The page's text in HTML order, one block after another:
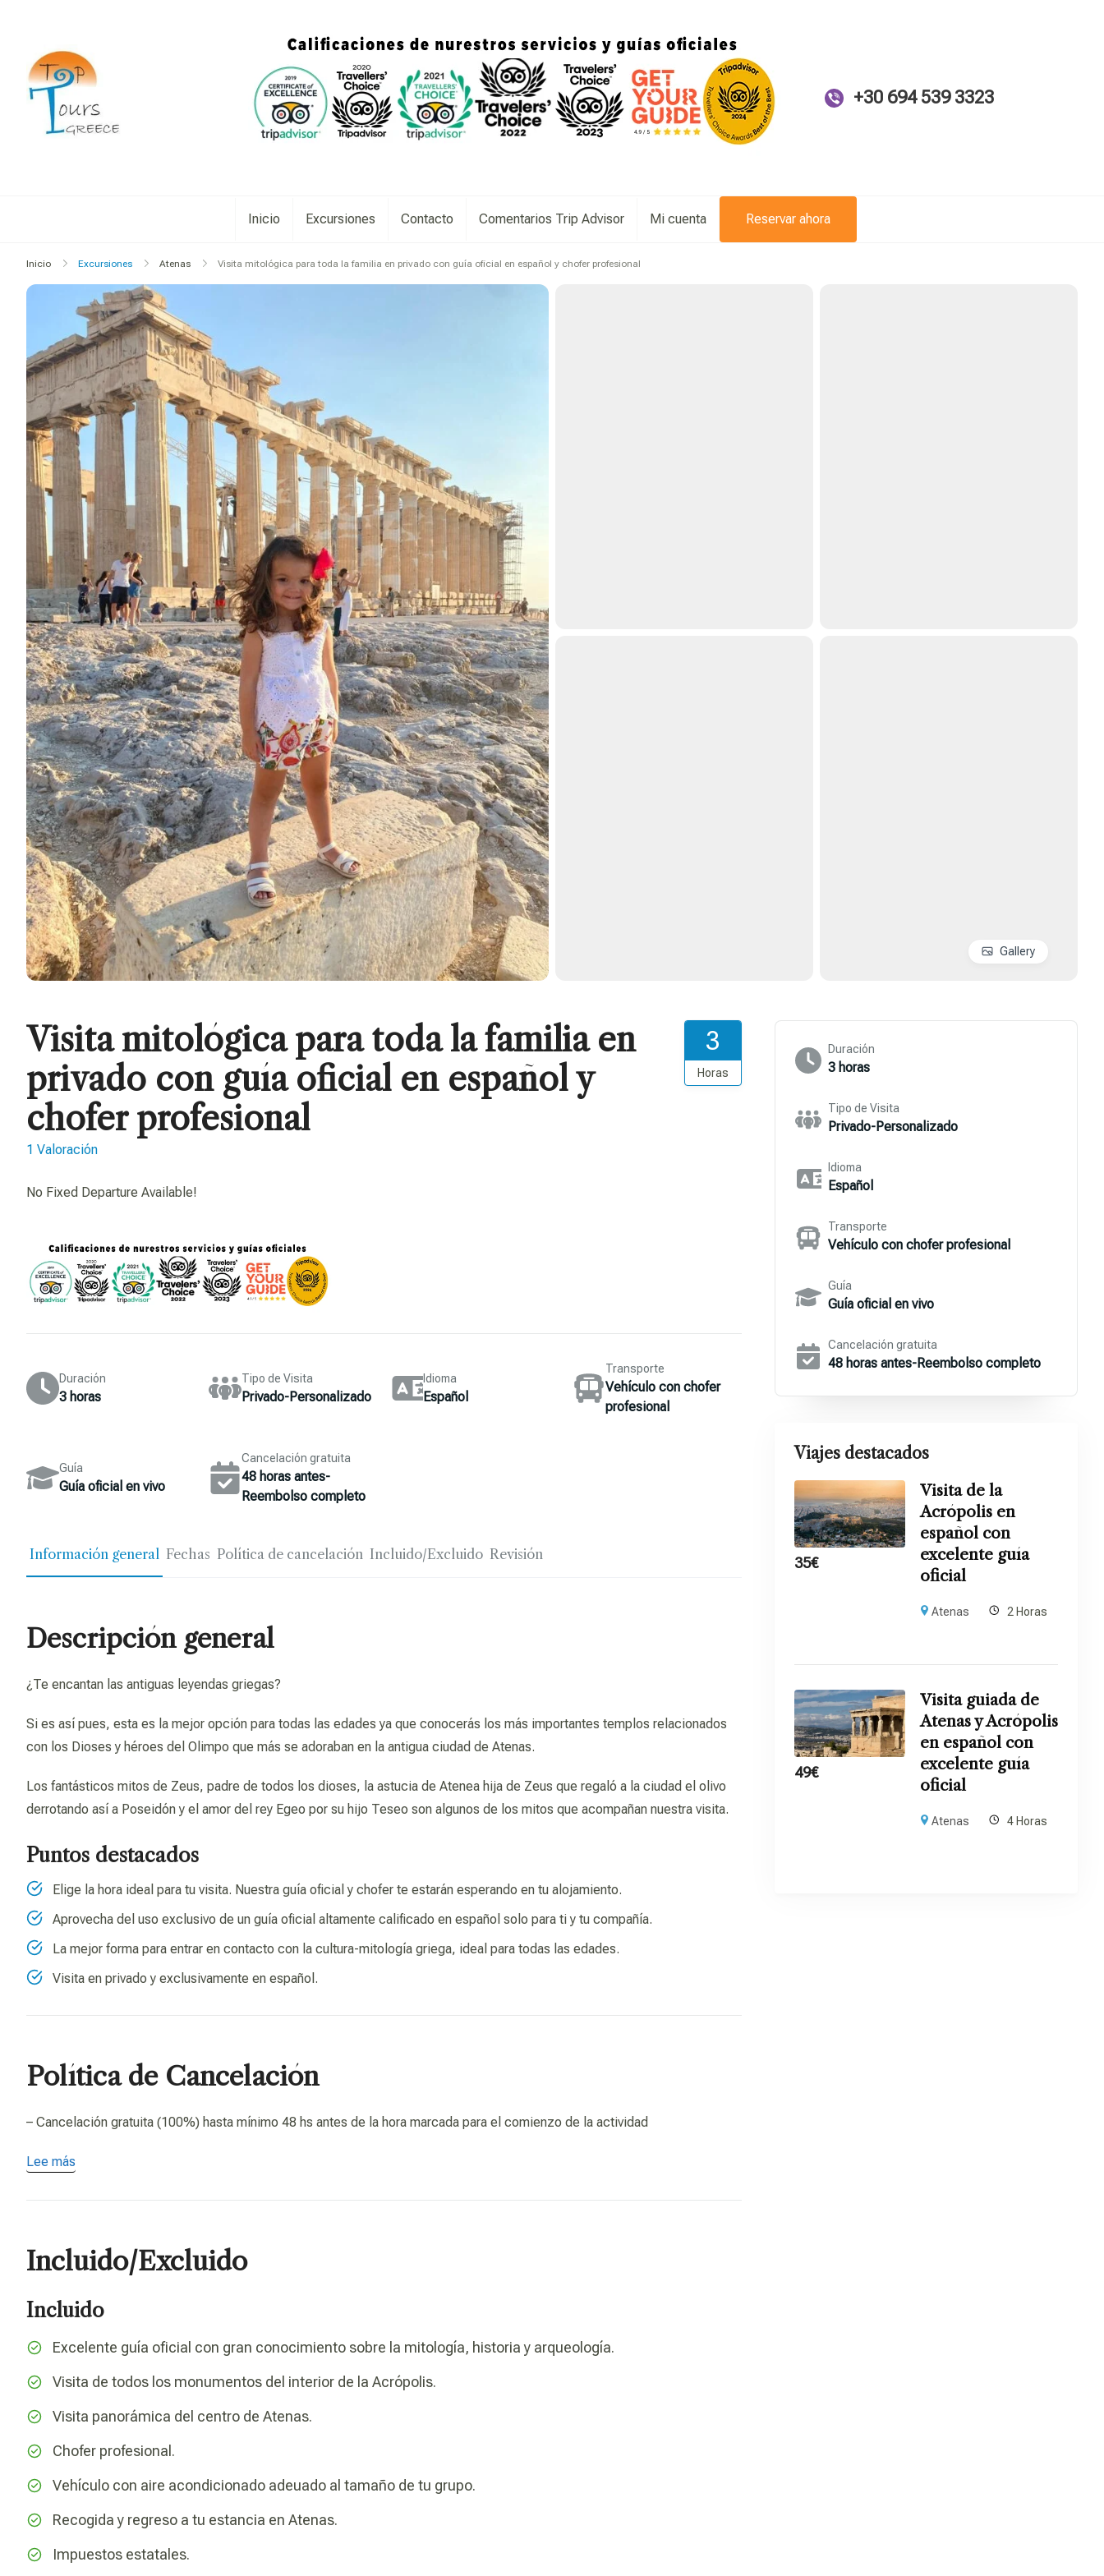
+30 694 539 3323
Inicio Excursiones Contacto Comentarios Trip Advisor Mi cuenta Reservar ahora
Inicio Excursiones Atenas Visita mitológica para toda la familia en privado con guía oficial en español y chofer profesional
Gallery
Visita mitológica para toda la familia en
privado con guía oficial en español y
chofer profesional
3
Horas
1 Valoración
No Fixed Departure Available!
Duración
3 horas
Tipo de Visita
Privado-Personalizado
Idioma
Español
Transporte
Vehículo con chofer
profesional
Guía
Guía oficial en vivo
Cancelación gratuita
48 horas antes-
Reembolso completo
Información general Fechas Política de cancelación Incluido/Excluido Revisión
Descripción general
¿Te encantan las antiguas leyendas griegas?
Si es así pues, esta es la mejor opción para todas las edades ya que conocerás los más importantes templos relacionados
con los Dioses y héroes del Olimpo que más se adoraban en la antigua ciudad de Atenas.
Los fantásticos mitos de Zeus, padre de todos los dioses, la astucia de Atenea hija de Zeus que regaló a la ciudad el olivo
derrotando así a Poseidón y el amor del rey Egeo por su hijo Teseo son algunos de los mitos que acompañan nuestra visita.
Puntos destacados
Elige la hora ideal para tu visita. Nuestra guía oficial y chofer te estarán esperando en tu alojamiento.
Aprovecha del uso exclusivo de un guía oficial altamente calificado en español solo para ti y tu compañía.
La mejor forma para entrar en contacto con la cultura-mitología griega, ideal para todas las edades.
Visita en privado y exclusivamente en español.
Política de Cancelación
– Cancelación gratuita (100%) hasta mínimo 48 hs antes de la hora marcada para el comienzo de la actividad
Lee más
Incluido/Excluido
Incluido
Excelente guía oficial con gran conocimiento sobre la mitología, historia y arqueología.
Visita de todos los monumentos del interior de la Acrópolis.
Visita panorámica del centro de Atenas.
Chofer profesional.
Vehículo con aire acondicionado adeuado al tamaño de tu grupo.
Recogida y regreso a tu estancia en Atenas.
Impuestos estatales.
Duración
3 horas
Tipo de Visita
Privado-Personalizado
Idioma
Español
Transporte
Vehículo con chofer profesional
Guía
Guía oficial en vivo
Cancelación gratuita
48 horas antes-Reembolso completo
Viajes destacados
35€
Visita de la
Acrópolis en
español con
excelente guía
oficial
Atenas 2 Horas
49€
Visita guiada de
Atenas y Acrópolis
en español con
excelente guía
oficial
Atenas 4 Horas